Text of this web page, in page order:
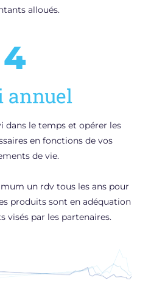
alloués.
4
annuel
dans le temps et opérer les
en fonctions de vos
de vie.
un rdv tous les ans pour
produits sont en adéquation
visés par les partenaires.